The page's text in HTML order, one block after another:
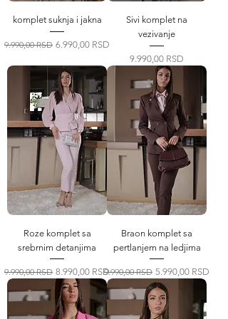
komplet suknja i jakna
Regular Price
9.990,00 RSD Sale Price
6.990,00 RSD
Sivi komplet na
vezivanje
Price
9.990,00 RSD
Roze komplet sa
srebrnim detanjima
Regular Price
9.990,00 RSD Sale Price
8.990,00 RSD
Braon komplet sa
pertlanjem na ledjima
Regular Price
9.990,00 RSD Sale Price
5.990,00 RSD